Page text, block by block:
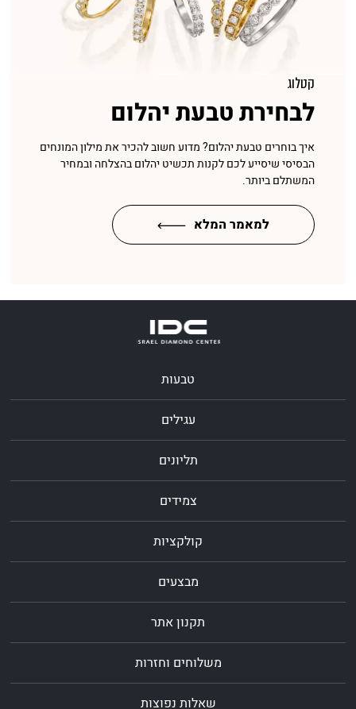
קטלוג
לבחירת טבעת יהלום
איך בוחרים טבעת יהלום? מדוע חשוב להכיר את מילון המונחים
הבסיסי שיסייע לכם לקנות תכשיט יהלום בהצלחה ובמחיר
המשתלם ביותר.
למאמר המלא
טבעות
עגילים
תליונים
צמידים
קולקציות
מבצעים
תקנון אתר
משלוחים וחזרות
שאלות נפוצות